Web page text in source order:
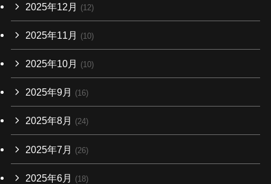
2025年12月 (12)
2025年11月 (10)
2025年10月 (10)
2025年9月 (16)
2025年8月 (24)
2025年7月 (26)
2025年6月 (18)